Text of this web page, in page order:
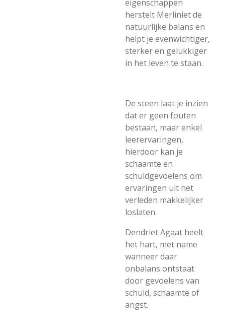
eigenschappen
herstelt Merliniet de
natuurlijke balans en
helpt je evenwichtiger,
sterker en gelukkiger
in het leven te staan.
De steen laat je inzien
dat er geen fouten
bestaan, maar enkel
leerervaringen,
hierdoor kan je
schaamte en
schuldgevoelens om
ervaringen uit het
verleden makkelijker
loslaten.
Dendriet Agaat heelt
het hart, met name
wanneer daar
onbalans ontstaat
door gevoelens van
schuld, schaamte of
angst.